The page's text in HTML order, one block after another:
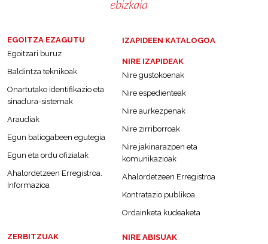
EGOITZA EZAGUTU
Egoitzari buruz
Baldintza teknikoak
Onartutako identifikazio eta
sinadura-sistemak
Araudiak
Egun baliogabeen egutegia
Egun eta ordu ofizialak
Ahalordetzeen Erregistroa.
Informazioa
IZAPIDEEN KATALOGOA
NIRE IZAPIDEAK
Nire gustokoenak
Nire espedienteak
Nire aurkezpenak
Nire zirriborroak
Nire jakinarazpen eta
komunikazioak
Ahalordetzeen Erregistroa
Kontratazio publikoa
Ordainketa kudeaketa
ZERBITZUAK
NIRE ABISUAK